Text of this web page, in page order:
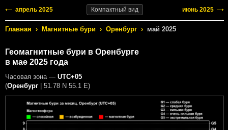
апрель 2025 Компактный вид июнь 2025
Главная › Магнитные бури › Оренбург › май 2025
Геомагнитные бури в Оренбурге
в мае 2025 года
Часовая зона — UTC+05
(Оренбург | 51.78 N 55.1 E)